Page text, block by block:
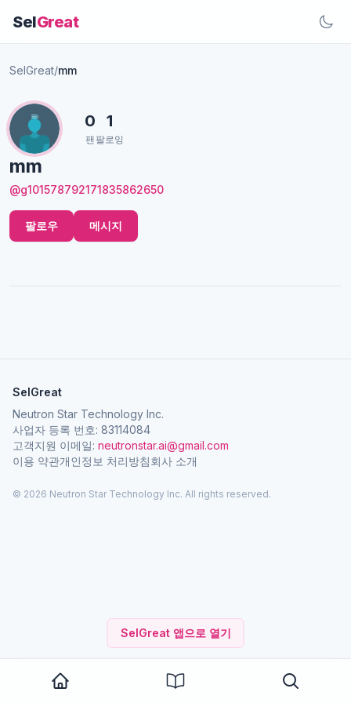
SelGreat
SelGreat 앱으로 열기
SelGreat/mm
mm
@g101578792171835862650
0
팬
1
팔로잉
팔로우 메시지
SelGreat
Neutron Star Technology Inc.
사업자 등록 번호: 83114084
고객지원 이메일: neutronstar.ai@gmail.com
이용 약관개인정보 처리방침회사 소개
© 2026 Neutron Star Technology Inc. All rights reserved.